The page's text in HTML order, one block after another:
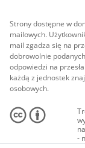
Strony dostępne w
mailowych.
mail zgadza się na
dobrowolnie
odpowiedzi na
każdą z jednostek
osobowych.
-